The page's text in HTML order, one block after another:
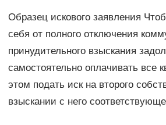
Образец искового заявления
себя от полного отключения
принудительного взыскания
самостоятельно оплачивать все
этом подать иск на второго
взыскании с него